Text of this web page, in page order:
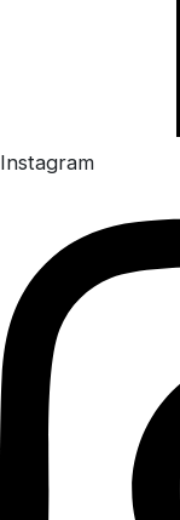
Instagram